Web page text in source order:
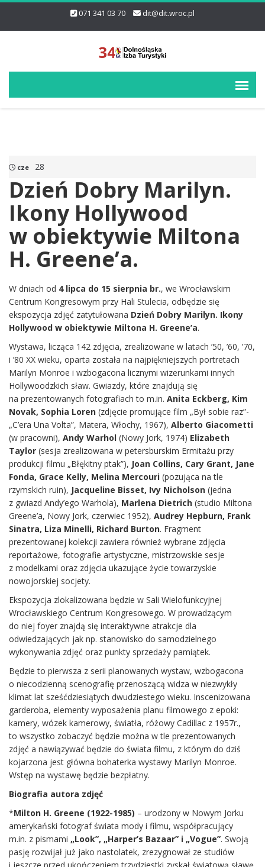
071 341 03 70 dit@dit.wroc.pl
cze 28
Dzień Dobry Marilyn.
Ikony Hollywood
w obiektywie Miltona
H. Greene’a.
W dniach od 4 lipca do 15 sierpnia br., we Wrocławskim
Centrum Kongresowym przy Hali Stulecia, odbędzie się
ekspozycja zdjęć zatytułowana Dzień Dobry Marilyn. Ikony
Hollywood w obiektywie Miltona H. Greene’a.
Wystawa, licząca 142 zdjęcia, zrealizowane w latach ’50, ’60, ’70,
i ’80 XX wieku, oparta została na najpiękniejszych portretach
Marilyn Monroe i wzbogacona licznymi wizerunkami innych
Hollywoodzkich sław. Gwiazdy, które znajdują się
na prezentowanych fotografiach to m.in. Anita Eckberg, Kim
Novak, Sophia Loren (zdjęcie promujące film „Był sobie raz”-
„C’era Una Volta”, Matera, Włochy, 1967), Alberto Giacometti
(w pracowni), Andy Warhol (Nowy Jork, 1974) Elizabeth
Taylor (sesja zrealizowana w petersburskim Ermitażu przy
produkcji filmu „Błękitny ptak”), Joan Collins, Cary Grant, Jane
Fonda, Grace Kelly, Melina Mercouri (pozująca na tle
rzymskich ruin), Jacqueline Bisset, Ivy Nicholson (jedna
z gwiazd Andy’ego Warhola), Marlena Dietrich (studio Miltona
Greene’a, Nowy Jork, czerwiec 1952), Audrey Hepburn, Frank
Sinatra, Liza Minelli, Richard Burton. Fragment
prezentowanej kolekcji zawiera również wybrane zdjęcia
reportażowe, fotografie artystyczne, mistrzowskie sesje
z modelkami oraz zdjęcia ukazujące życie towarzyskie
nowojorskiej socjety.
Ekspozycja zlokalizowana będzie w Sali Wielofunkcyjnej
Wrocławskiego Centrum Kongresowego. W prowadzącym
do niej foyer znajdą się interaktywne atrakcje dla
odwiedzających jak np. stanowisko do samodzielnego
wykonywania zdjęć oraz punkty sprzedaży pamiątek.
Będzie to pierwsza z serii planowanych wystaw, wzbogacona
o niecodzienną scenografię przenoszącą widza w niezwykły
klimat lat sześćdziesiątych dwudziestego wieku. Inscenizowana
garderoba, elementy wyposażenia planu filmowego z epoki:
kamery, wózek kamerowy, światła, różowy Cadillac z 1957r.,
to wszystko zobaczyć będzie można w tle prezentowanych
zdjęć a nawiązywać będzie do świata filmu, z którym do dziś
kojarzona jest główna bohaterka wystawy Marilyn Monroe.
Wstęp na wystawę będzie bezpłatny.
Biografia autora zdjęć
*Milton H. Greene (1922-1985) – urodzony w Nowym Jorku
amerykański fotograf świata mody i filmu, współpracujący
m.in. z pismami „Look”, „Harper’s Bazaar” i „Vogue”. Swoją
pasję rozwijał już jako nastolatek, zrezygnował ze studiów